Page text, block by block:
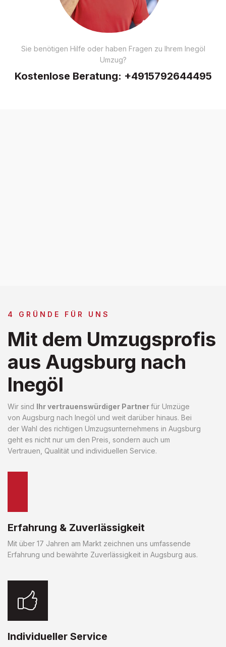
Sie benötigen Hilfe oder haben Fragen zu Ihrem Inegöl
Umzug?
Kostenlose Beratung: +4915792644495
4 GRÜNDE FÜR UNS
Mit dem Umzugsprofis
aus Augsburg nach
Inegöl
Wir sind Ihr vertrauenswürdiger Partnerfür Umzüge
von Augsburg nach Inegöl und weit darüber hinaus. Bei
der Wahl des richtigen Umzugsunternehmens in Augsburg
geht es nicht nur um den Preis, sondern auch um
Vertrauen, Qualität und individuellen Service.
Erfahrung & Zuverlässigkeit
Mit über 17 Jahren am Markt zeichnen uns umfassende
Erfahrung und bewährte Zuverlässigkeit in Augsburg aus.
Individueller Service